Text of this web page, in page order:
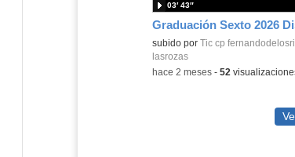
Contenido educativo.
subido por
Tic cp
lasrozas
03′ 43″
-hace 2 meses- 52